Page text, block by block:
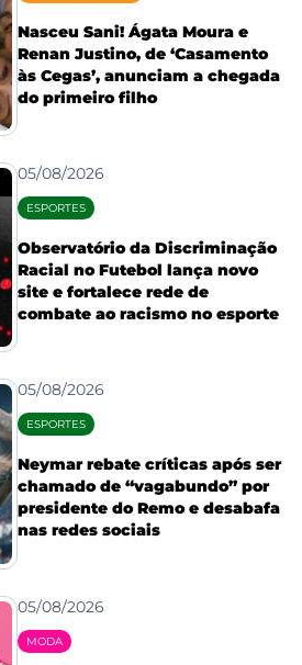
Nasceu Sani! Ágata Moura e
Renan Justino, de ‘Casamento
às Cegas’, anunciam a chegada
do primeiro filho
05/08/2026
ESPORTES
Observatório da Discriminação
Racial no Futebol lança novo
site e fortalece rede de
combate ao racismo no esporte
05/08/2026
ESPORTES
Neymar rebate críticas após ser
chamado de “vagabundo” por
presidente do Remo e desabafa
nas redes sociais
05/08/2026
MODA